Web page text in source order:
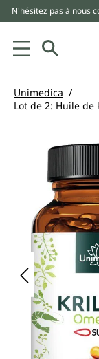
principal
N'hésitez pas à nous
Unimedica
Ignorer la